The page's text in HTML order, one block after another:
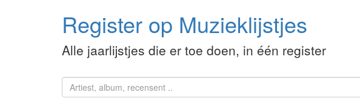
Register op Muzieklijstjes
Alle jaarlijstjes die er toe doen, in één register